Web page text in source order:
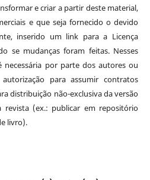
e criar a partir deste material,
e que seja fornecido o devido
inserido um link para a Licença
se mudanças foram feitas. Nesses
necessária por parte dos autores ou
para assumir contratos
distribuição não-exclusiva da versão
revista (ex.: publicar em repositório
livro).